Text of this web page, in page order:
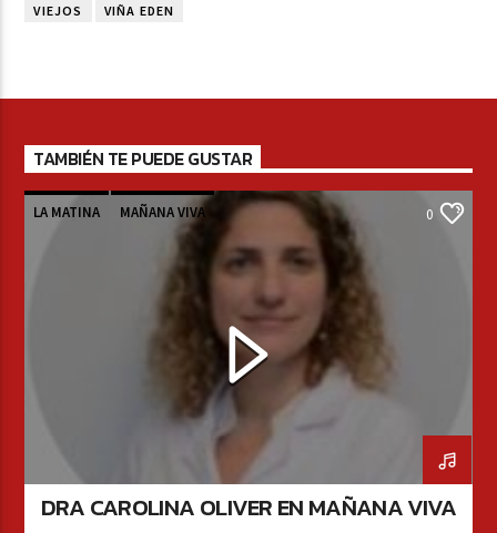
VIEJOS VIÑA EDEN
TAMBIÉN TE PUEDE GUSTAR
LA MATINA MAÑANA VIVA 0
DRA CAROLINA OLIVER EN MAÑANA VIVA